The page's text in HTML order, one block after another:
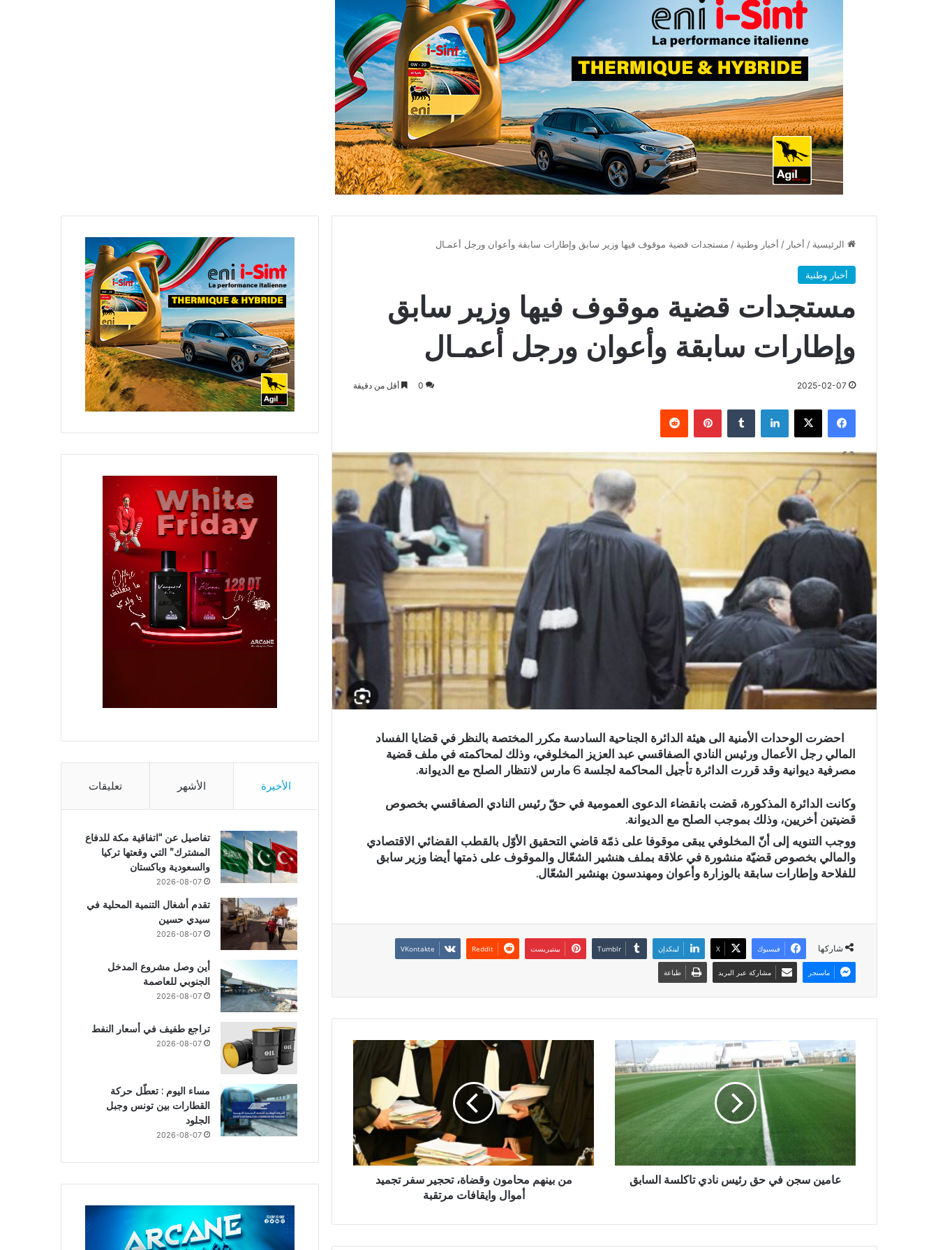
الرئيسية / أخبار / أخبار وطنية / مستجدات قضية موقوف فيها وزير سابق وإطارات سابقة وأعوان ورجل أعمـال
أخبار وطنية
مستجدات قضية موقوف فيها وزير سابق
وإطارات سابقة وأعوان ورجل أعمـال
2025-02-07
0 أقل من دقيقة
فيسبوك X لينكدإن بينتيريست
احضرت الوحدات الأمنية الى هيئة الدائرة الجناحية السادسة مكرر المختصة بالنظر في قضايا الفساد
المالي رجل الأعمال ورئيس النادي الصفاقسي عبد العزيز المخلوفي، وذلك لمحاكمته في ملف قضية
مصرفية ديوانية وقد قررت الدائرة تأجيل المحاكمة لجلسة 6 مارس لانتظار الصلح مع الديوانة.
وكانت الدائرة المذكورة، قضت بانقضاء الدعوى العمومية في حقّ رئيس النادي الصفاقسي بخصوص
قضيتين أخريين، وذلك بموجب الصلح مع الديوانة.
ووجب التنويه إلى أنّ المخلوفي يبقى موقوفا على ذمّة قاضي التحقيق الأوّل بالقطب القضائي الاقتصادي
والمالي بخصوص قضيّة منشورة في علاقة بملف هنشير الشعّال والموقوف على ذمتها أيضا وزير سابق
للفلاحة وإطارات سابقة بالوزارة وأعوان ومهندسون بهنشير الشعّال.
شاركها فيسبوك X لينكدإن بينتيريست
ماسنجر مشاركة عبر البريد طباعة
عامين سجن في حق رئيس نادي تاكلسة السابق
من بينهم محامون وقضاة، تحجير سفر تجميد
أموال وايقافات مرتقبة
الأخيرة الأشهر تعليقات
تفاصيل عن “اتفاقية مكة للدفاع
المشترك” التي وقعتها تركيا
والسعودية وباكستان
2026-08-07
تقدم أشغال التنمية المحلية في
سيدي حسين
2026-08-07
أين وصل مشروع المدخل
الجنوبي للعاصمة
2026-08-07
تراجع طفيف في أسعار النفط
2026-08-07
مساء اليوم : تعطّل حركة
القطارات بين تونس وجبل
الجلود
2026-08-07